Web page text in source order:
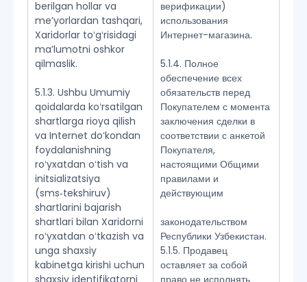
berilgan hollar va
meʼyorlardan tashqari,
Xaridorlar toʻgʻrisidagi
maʼlumotni oshkor
qilmaslik.
5.1.3. Ushbu Umumiy
qoidalarda koʻrsatilgan
shartlarga rioya qilish
va Internet doʻkondan
foydalanishning
roʻyxatdan oʻtish va
initsializatsiya
(sms‑tekshiruv)
shartlarini bajarish
shartlari bilan Xaridorni
roʻyxatdan oʻtkazish va
unga shaxsiy
kabinetga kirishi uchun
shaxsiy identifikatorni
верификации)
использования
Интернет-магазина.
5.1.4. Полное
обеспечение всех
обязательств перед
Покупателем с момента
заключения сделки в
соответствии с анкетой
Покупателя,
настоящими Общими
правилами и
действующим
законодательством
Республики Узбекистан.
5.1.5. Продавец
оставляет за собой
право не исполнять